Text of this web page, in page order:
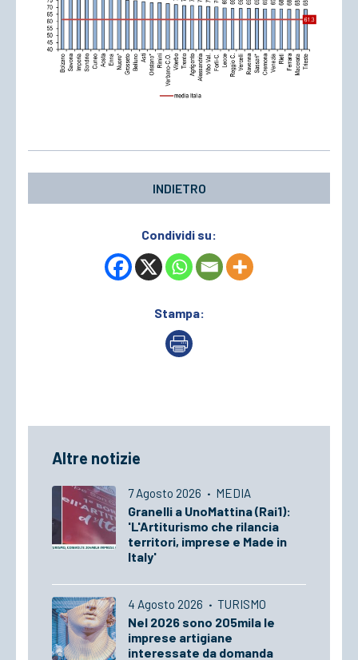
INDIETRO
Condividi su:
Stampa:
Altre notizie
7 Agosto 2026 · MEDIA
Granelli a UnoMattina (Rai1):
'L'Artiturismo che rilancia
territori, imprese e Made in
Italy'
4 Agosto 2026 · TURISMO
Nel 2026 sono 205mila le
imprese artigiane
interessate da domanda